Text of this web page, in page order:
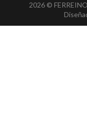
2026 ©